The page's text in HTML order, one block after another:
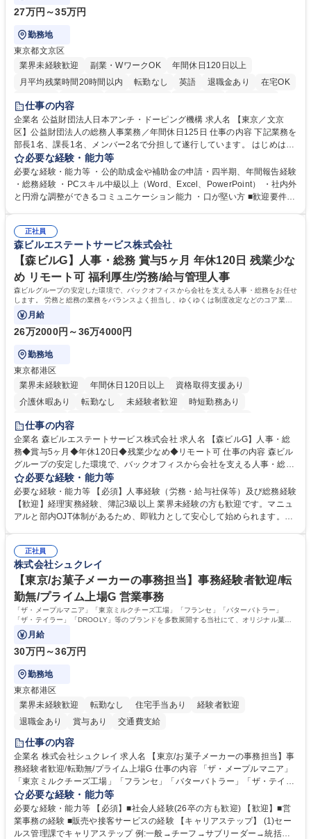
27万円～35万円
勤務地
東京都文京区
業界未経験歓迎
副業・WワークOK
年間休日120日以上
月平均残業時間20時間以内
転勤なし 英語 退職金あり
在宅OK
賞与あり
育休あり
食事補助あり
仕事の内容
企業名 公益財団法人日本アンチ・ドーピング機構 求人名 【東京／文京
区】公益財団法人の総務人事業務／年間休日125日 仕事の内容 下記業務を
部長1名、課長1名、メンバー2名で分担して遂行しています。 はじめは担
当者として業務を覚えていただき、ゆくゆくはリーダーやマネージャーポ
ジションとして活躍いただくことを期待しています。 【総務・人事グルー
プの業務内容】 ・人事制度関連 ・採用活動 ・教育研修の企画、実行 ・勤
怠管理 ・官公庁への各種提出 ・法定の会議運営（評議員会、理事会） ・
管理 ・福利厚生関連 ・職員からの問合せ、相談対応 ・その他日常の総務
業務全般 募集職種 【東京／文京区】公益財団法人の総務人事業務／年間
休日125日
必要な経験・能力等
必要な経験・能力等 ・公的助成金や補助金の申請・四半期、年間報告経験
・総務経験 ・PCスキル中級以上（Word、Excel、PowerPoint） ・社内外
と円滑な調整ができるコミュニケーション能力 ・口が堅い方 ■歓迎要件
正社員
森ビルエステートサービス株式会社
【森ビルG】人事・総務 賞与5ヶ月 年休120日 残業少な
め リモート可 福利厚生/労務/給与管理人事
森ビルグループの安定した環境で、バックオフィスから会社を支える人事・総務をお任せ
します。 労務と総務の業務をバランスよく担当し、ゆくゆくは制度改定などのコア業務
にも挑戦できる、やりがいある環境です。
月給
26万2000円～36万4000円
勤務地
東京都港区
業界未経験歓迎
年間休日120日以上
資格取得支援あり
介護休暇あり
転勤なし 未経験者歓迎
時短勤務あり
経験者歓迎
完全週休2日制
交通費支給 長期歓迎 駅近5分以内 土日祝休み
仕事の内容
企業名 森ビルエステートサービス株式会社 求人名 【森ビルG】人事・総
務◆賞与5ヶ月◆年休120日◆残業少なめ◆リモート可 仕事の内容 森ビル
グループの安定した環境で、バックオフィスから会社を支える人事・総務
をお任せします。 労務と総務の業務をバランスよく担当し、ゆくゆくは制
度改定などのコア業務にも挑戦できる、やりがいある環境です。 ■勤怠管
理、給与計算、社会保険手続き、年末調整等の労務管理全般 ■入退社手続
き、社内規定の改定や人事制度改定などのコア業務 ■社内イベントの企画
でも質問・相談できる環境が整っているため、安心して成長できます。 募
集職種 【森ビルG】人事・総務◆賞与5ヶ月◆年休120日◆残業少なめ◆
リモート可
必要な経験・能力等
必要な経験・能力等 【必須】人事経験（労務・給与社保等）及び総務経験
【歓迎】経理実務経験、簿記3級以上 業界未経験の方も歓迎です。マニュ
アルと部内OJT体制があるため、即戦力として安心して始められます。
務に挑戦できるため、自身の成長と組織への貢献度をダイレクトに実感で
きます。 残業少なめ、週1日リモート可など、ワークライフバランスを保
ち長期活躍できる環境です。 「これまでの幅広い経験を活かし、長期的な
キャリアを築きたい」という前向きな意欲と挑戦を全力で応援します。 学
歴・資格 学歴：大学院 大学 高専 短大 専修学校 高校 語学力： 資格：日商
簿記検定1級 日商簿記検定2級 日商簿記検定3級
正社員
株式会社シュクレイ
【東京/お菓子メーカーの事務担当】事務経験者歓迎/転
勤無/プライム上場G 営業事務
「ザ・メープルマニア」「東京ミルクチーズ工場」「フランセ」「バターバトラー」
「ザ・テイラー」「DROOLY」等のブランドを多数展開する当社にて、オリジナル菓子
ブランド商品の事務業務をお任せいたします。
月給
30万円～36万円
勤務地
東京都港区
業界未経験歓迎
転勤なし 住宅手当あり
経験者歓迎
退職金あり
賞与あり 交通費支給
仕事の内容
企業名 株式会社シュクレイ 求人名 【東京/お菓子メーカーの事務担当】事
務経験者歓迎/転勤無/プライム上場G 仕事の内容 「ザ・メープルマニア」
「東京ミルクチーズ工場」「フランセ」「バターバトラー」「ザ・テイラ
ー」「DROOLY」等のブランドを多数展開する当社にて、オリジナル菓子
ブランド商品の事務業務をお任せいたします。 【具体的な業務内容】 ■店
舗からの発注受付/PC入力業務 ■受電対応(社内/社外) ■商品のマスター登
録 ■日々の売上抽出・報告 ■提携企業への書類送付業務 ■契約書管理業務
必要な経験・能力等
必要な経験・能力等 【必須】■社会人経験(26卒の方も歓迎) 【歓迎】■営
業事務の経験 ■販売や接客サービスの経験 【キャリアステップ】 (1)セー
ルス管理課でキャリアステップ 例:一般→チーフ→サブリーダー→統括リ